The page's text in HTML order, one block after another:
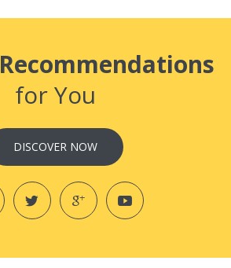
Recommendations
for You
DISCOVER NOW